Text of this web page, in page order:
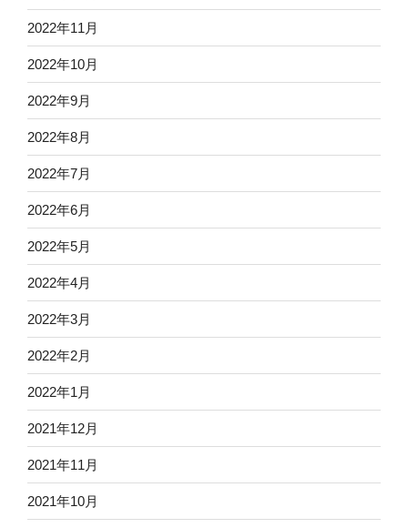
2022年11月
2022年10月
2022年9月
2022年8月
2022年7月
2022年6月
2022年5月
2022年4月
2022年3月
2022年2月
2022年1月
2021年12月
2021年11月
2021年10月